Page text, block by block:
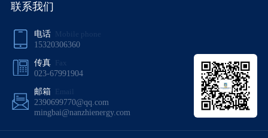
联系我们
电话 Mobile phone
15320306360
传真
023-67991904
邮箱
Email
2390699770@qq.com
mingbai@nanzhienergy.com